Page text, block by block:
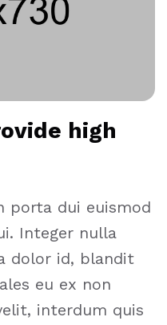
high
porta dui euismod
Integer nulla
dolor id, blandit
eu ex non
interdum quis